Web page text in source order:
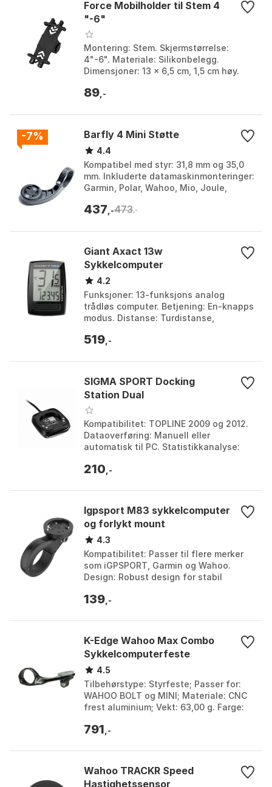
sertifiseringer
inkludert tilbehør
QuickLock styre-/potensfeste; USB-
A–USB-C-kabel; 6 mnd TwoNav PRO;
TwoNav-app; Link-app; GO Cloud; 6
Force Mobilholder til Stem 4
"-6"
Montering: Stem. Skjermstørrelse:
4"-6". Materiale: Silikonbelegg.
Dimensjoner: 13 x 6,5 cm, 1,5 cm høy.
89 ,-
-7% Barfly 4 Mini Støtte
4.4
Kompatibel med styr: 31,8 mm og 35,0
mm. Inkluderte datamaskinmonteringer:
Garmin, Polar, Wahoo, Mio, Joule,
GoPro-base, Lysf...
437 ,-473,-
Giant Axact 13w
Sykkelcomputer
4.2
Funksjoner: 13-funksjons analog
trådløs computer. Betjening: En-knapps
modus. Distanse: Turdistanse,
Gjennomsnitt. Farge:...
519 ,-
SIGMA SPORT Docking
Station Dual
Kompatibilitet: TOPLINE 2009 og 2012.
Dataoverføring: Manuell eller
automatisk til PC. Statistikkanalyse:
turdata. Lagrede turer: Mulighet for å
210 ,-
Igpsport M83 sykkelcomputer
og forlykt mount
4.3
Kompatibilitet: Passer til flere merker
som iGPSPORT, Garmin og Wahoo.
Design: Robust design for stabil
Lettvektsmateriale for enkel
montering av sykkelcomputer og
frontlykt.
139 ,-
K-Edge Wahoo Max Combo
Sykkelcomputerfeste
4.5
Tilbehørstype: Styrfeste; Passer for:
WAHOO BOLT og MINI; Materiale: CNC
frest aluminium; Vekt: 63,00 g. Farge:
791 ,-
Wahoo TRACKR Speed
Hastighetssensor